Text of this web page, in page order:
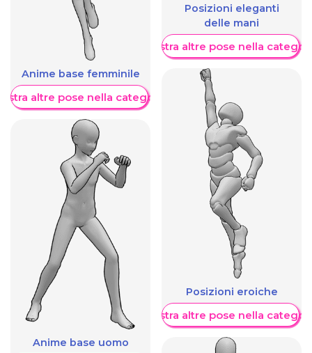
Anime base femminile
altre pose nella categoria
Anime base uomo
Posizioni eleganti
delle mani
Mostra altre pose nella
Posizioni eroiche
Mostra altre pose nella